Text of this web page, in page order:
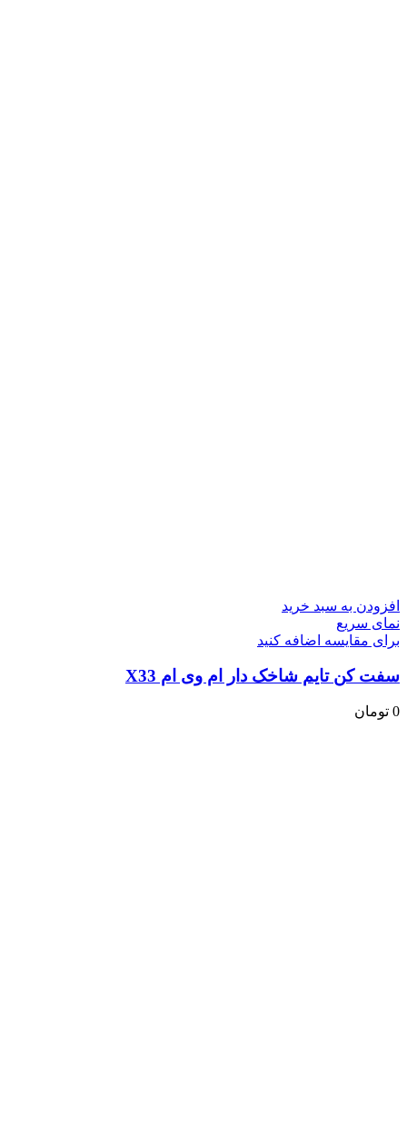
افزودن به سبد خرید
نمای سریع
برای مقایسه اضافه کنید
سفت کن تایم شاخک دار ام وی ام X33
0 تومان